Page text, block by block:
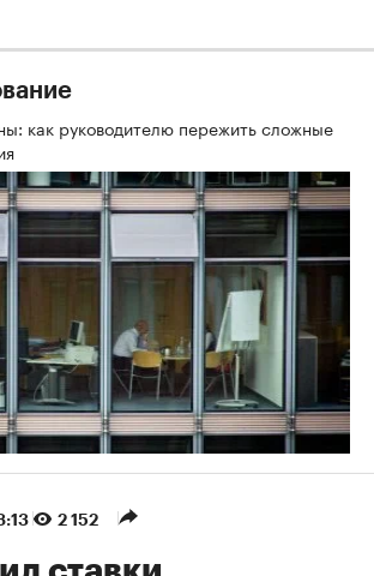
как руководителю пережить сложные
2 152